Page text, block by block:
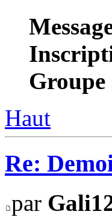
Groupe
Haut
Re:
par